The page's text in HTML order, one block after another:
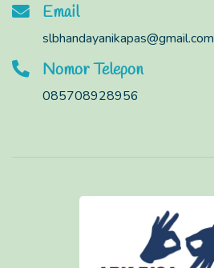
Email
slbhandayanikapas@gmail.com
Nomor Telepon
085708928956